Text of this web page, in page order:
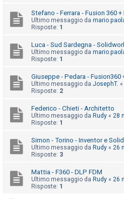
r
g
o
m
n
t
t
t
Stefano - Ferrara - Fusion 360 +
Ultimo messaggio da
Risposte: 1
Luca - Sud Sardegna -
Ultimo messaggio da
Risposte: 1
Giuseppe - Pedara - Fusion360
Ultimo messaggio da JosephT. «
Risposte: 2
Federico - Chieti - Architetto
Ultimo messaggio da Rudy « 28
Risposte: 1
Simon - Torino - Inventor e
Ultimo messaggio da Rudy « 26
Risposte: 3
Mattia - F360 - DLP FDM
Ultimo messaggio da Rudy « 26
Risposte: 1